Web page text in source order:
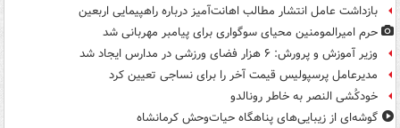
بازداشت عامل انتشار مطالب اهانت‌آمیز درباره راهپیمایی اربعین
حرم امیرالمومنین محیای سوگواری برای پیامبر مهربانی شد
وزیر آموزش و پرورش: ۶ هزار فضای ورزشی در مدارس ایجاد شد
مدیرعامل پرسپولیس قیمت آخر را برای نساجی تعیین کرد
خودکُشی النصر به خاطر رونالدو
گوشه‌ای از زیبایی‌های پناهگاه‌ حیات‌وحش کرمانشاه